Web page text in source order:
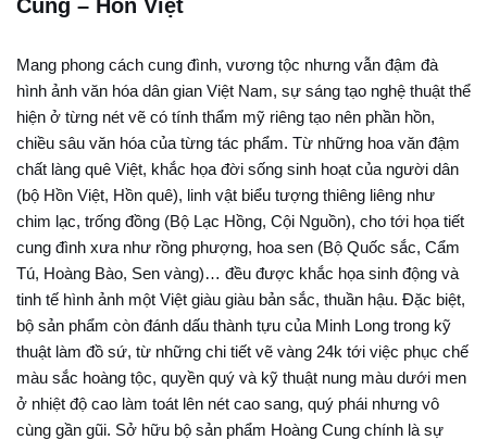
Cung – Hồn Việt
Mang phong cách cung đình, vương tộc nhưng vẫn đậm đà
hình ảnh văn hóa dân gian Việt Nam, sự sáng tạo nghệ thuật thể
hiện ở từng nét vẽ có tính thẩm mỹ riêng tạo nên phần hồn,
chiều sâu văn hóa của từng tác phẩm. Từ những hoa văn đậm
chất làng quê Việt, khắc họa đời sống sinh hoạt của người dân
(bộ Hồn Việt, Hồn quê), linh vật biểu tượng thiêng liêng như
chim lạc, trống đồng (Bộ Lạc Hồng, Cội Nguồn), cho tới họa tiết
cung đình xưa như rồng phượng, hoa sen (Bộ Quốc sắc, Cẩm
Tú, Hoàng Bào, Sen vàng)… đều được khắc họa sinh động và
tinh tế hình ảnh một Việt giàu giàu bản sắc, thuần hậu. Đặc biệt,
bộ sản phẩm còn đánh dấu thành tựu của Minh Long trong kỹ
thuật làm đồ sứ, từ những chi tiết vẽ vàng 24k tới việc phục chế
màu sắc hoàng tộc, quyền quý và kỹ thuật nung màu dưới men
ở nhiệt độ cao làm toát lên nét cao sang, quý phái nhưng vô
cùng gần gũi. Sở hữu bộ sản phẩm Hoàng Cung chính là sự